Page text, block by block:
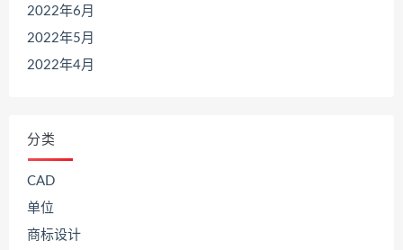
2022年6月
2022年5月
2022年4月
分类
CAD
单位
商标设计